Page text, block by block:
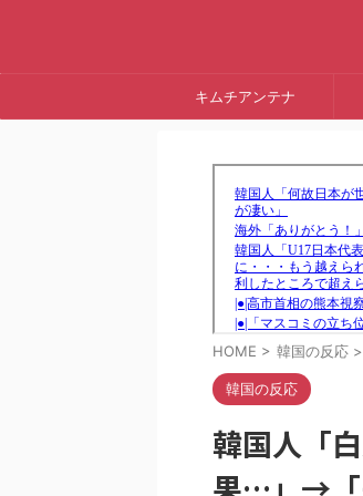
キムチアンテナ
HOME > 韓国の反応 >
韓国の反応
韓国人「